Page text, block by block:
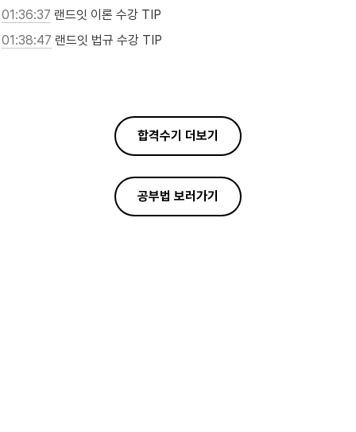
01:36:37 랜드잇 이론 수강 TIP
01:38:47 랜드잇 법규 수강 TIP
합격수기 더보기
공부법 보러가기